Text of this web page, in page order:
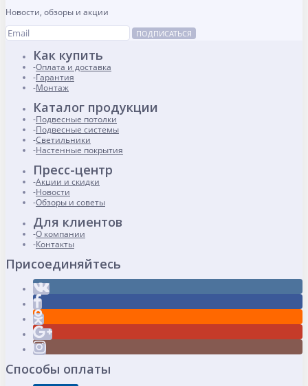
Новости, обзоры и акции
ПОДПИСАТЬСЯ
Как купить
Оплата и доставка
Гарантия
Монтаж
Каталог продукции
Подвесные потолки
Подвесные системы
Светильники
Настенные покрытия
Пресс-центр
Акции и скидки
Новости
Обзоры и советы
Для клиентов
О компании
Контакты
Присоединяйтесь
Способы оплаты